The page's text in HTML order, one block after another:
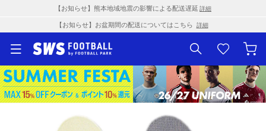
【お知らせ】熊本地域地震の影響による配送遅延 詳細
【お知らせ】お盆期間の配送についてはこちら 詳細